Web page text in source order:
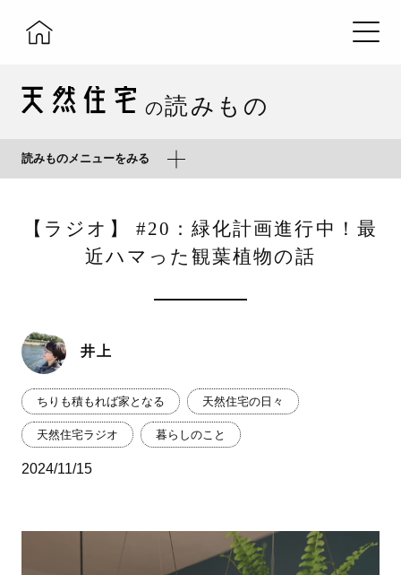
の読みもの
読みものメニューをみる
【ラジオ】 #20：緑化計画進行中！最
近ハマった観葉植物の話
井上
ちりも積もれば家となる 天然住宅の日々
天然住宅ラジオ 暮らしのこと
2024/11/15